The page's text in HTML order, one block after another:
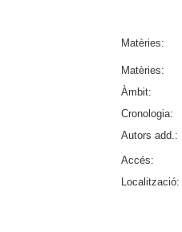
Matèries:
Matèries:
Àmbit:
Cronologia:
Autors add.:
Accés:
Localització: